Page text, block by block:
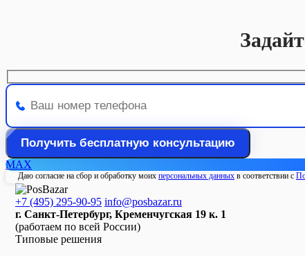
MAX
Даю согласие на сбор и обработку моих персональных данных в соответствии с
+7 (495) 295-90-95 info@posbazar.ru
г. Санкт-Петербург, Кременчугская 19 к. 1
(работаем по всей России)
Типовые решения